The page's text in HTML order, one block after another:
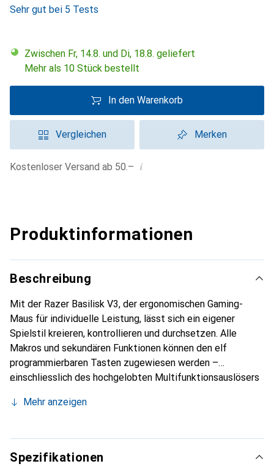
Sehr gut bei 5 Tests
Zwischen Fr, 14.8. und Di, 18.8. geliefert
Mehr als 10 Stück bestellt
In den Warenkorb
Vergleichen Merken
Kostenloser Versand ab 50.– i
Produktinformationen
Beschreibung
Mit der Razer Basilisk V3, der ergonomischen Gaming-
Maus für individuelle Leistung, lässt sich ein eigener
Spielstil kreieren, kontrollieren und durchsetzen. Alle
Makros und sekundären Funktionen können den elf
programmierbaren Tasten zugewiesen werden –
einschliesslich des hochgelobten Multifunktionsauslösers
auszuführen. Mit dem HyperScroll-Tilt-Scrollrad, das sich
durch Inhalte bewegen. Im taktilen Modus hat man
hingegen mehr Präzision und erhält ein befriedigendes
Feedback, was ideal für das Durchschalten von Waffen
Mehr anzeigen
Spezifikationen